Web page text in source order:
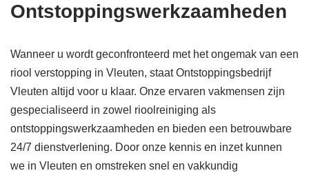
Ontstoppingswerkzaamheden
Wanneer u wordt geconfronteerd met het ongemak van een
riool verstopping in Vleuten, staat Ontstoppingsbedrijf
Vleuten altijd voor u klaar. Onze ervaren vakmensen zijn
gespecialiseerd in zowel rioolreiniging als
ontstoppingswerkzaamheden en bieden een betrouwbare
24/7 dienstverlening. Door onze kennis en inzet kunnen
we in Vleuten en omstreken snel en vakkundig